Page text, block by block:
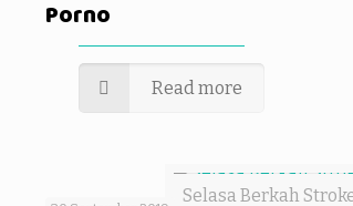
Porno
Read more
Selasa Berkah